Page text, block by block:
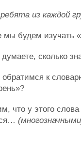
из каждой
мы будем изучать
сколько
к
что у этого слова